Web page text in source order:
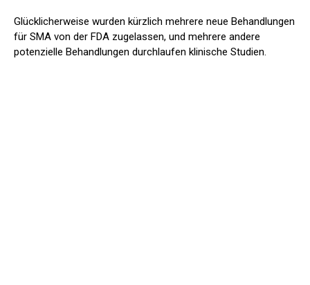
Glücklicherweise wurden kürzlich mehrere neue Behandlungen
für SMA von der FDA zugelassen, und mehrere andere
potenzielle Behandlungen durchlaufen klinische Studien.